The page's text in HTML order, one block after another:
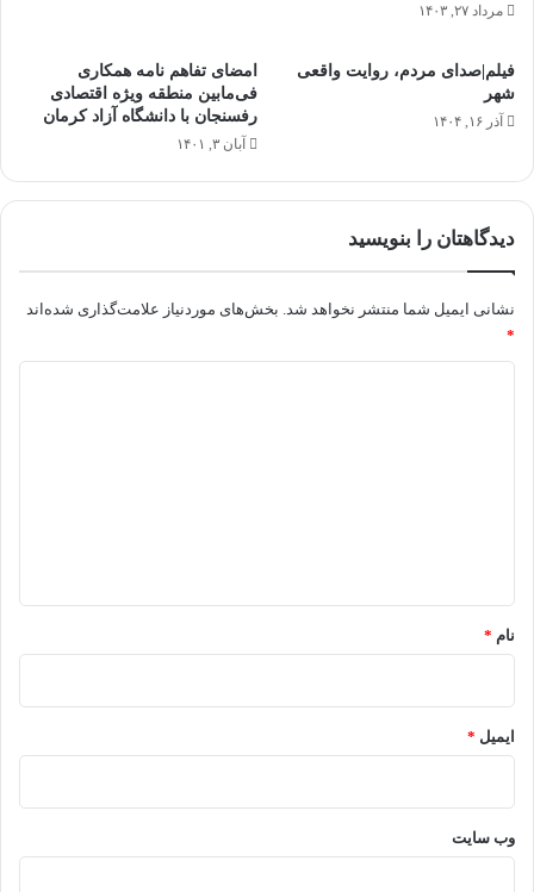
مرداد ۲۷, ۱۴۰۳
فیلم|صدای مردم، روایت واقعی
شهر
آذر ۱۶, ۱۴۰۴
امضای تفاهم نامه همکاری
فی‌مابین منطقه ویژه اقتصادی
رفسنجان با دانشگاه آزاد کرمان
آبان ۳, ۱۴۰۱
دیدگاهتان را بنویسید
نشانی ایمیل شما منتشر نخواهد شد. بخش‌های موردنیاز علامت‌گذاری شده‌اند
*
نام *
ایمیل *
وب‌ سایت